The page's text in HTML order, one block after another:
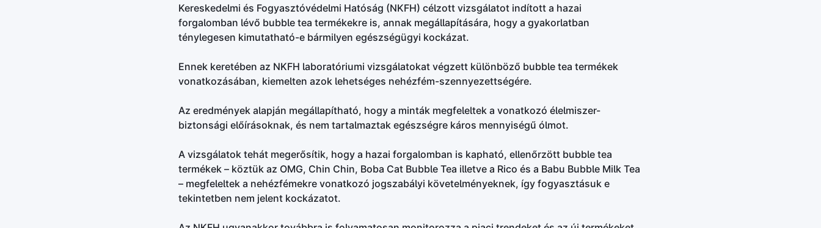
Kereskedelmi és Fogyasztóvédelmi Hatóság (NKFH) célzott vizsgálatot indított a hazai
forgalomban lévő bubble tea termékekre is, annak megállapítására, hogy a gyakorlatban
ténylegesen kimutatható-e bármilyen egészségügyi kockázat.
Ennek keretében az NKFH laboratóriumi vizsgálatokat végzett különböző bubble tea termékek
vonatkozásában, kiemelten azok lehetséges nehézfém-szennyezettségére.
Az eredmények alapján megállapítható, hogy a minták megfeleltek a vonatkozó élelmiszer-
biztonsági előírásoknak, és nem tartalmaztak egészségre káros mennyiségű ólmot.
A vizsgálatok tehát megerősítik, hogy a hazai forgalomban is kapható, ellenőrzött bubble tea
termékek – köztük az OMG, Chin Chin, Boba Cat Bubble Tea illetve a Rico és a Babu Bubble Milk Tea
– megfeleltek a nehézfémekre vonatkozó jogszabályi követelményeknek, így fogyasztásuk e
tekintetben nem jelent kockázatot.